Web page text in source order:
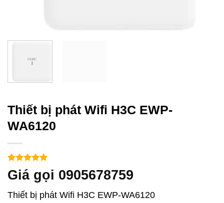
Thiết bị phát Wifi H3C EWP-
WA6120
5trên 5
dựa trên
1
đánh giá
Giá gọi 0905678759
Thiết bị phát Wifi H3C EWP-WA6120